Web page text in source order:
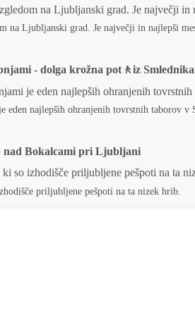
na Ljubljanski grad. Je največji in najlepši
- dolga krožna pot🚶iz Smlednika
eden najlepših ohranjenih tovrstnih taborov v
nad Bokalcami pri Ljubljani
priljubljene pešpoti na ta nizek hrib.